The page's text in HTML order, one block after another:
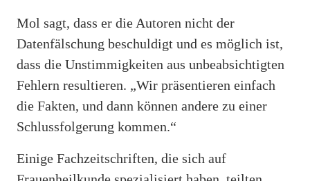
Mol sagt, dass er die Autoren nicht der
Datenfälschung beschuldigt und es möglich ist,
dass die Unstimmigkeiten aus unbeabsichtigten
Fehlern resultieren. „Wir präsentieren einfach
die Fakten, und dann können andere zu einer
Schlussfolgerung kommen.“
Einige Fachzeitschriften, die sich auf